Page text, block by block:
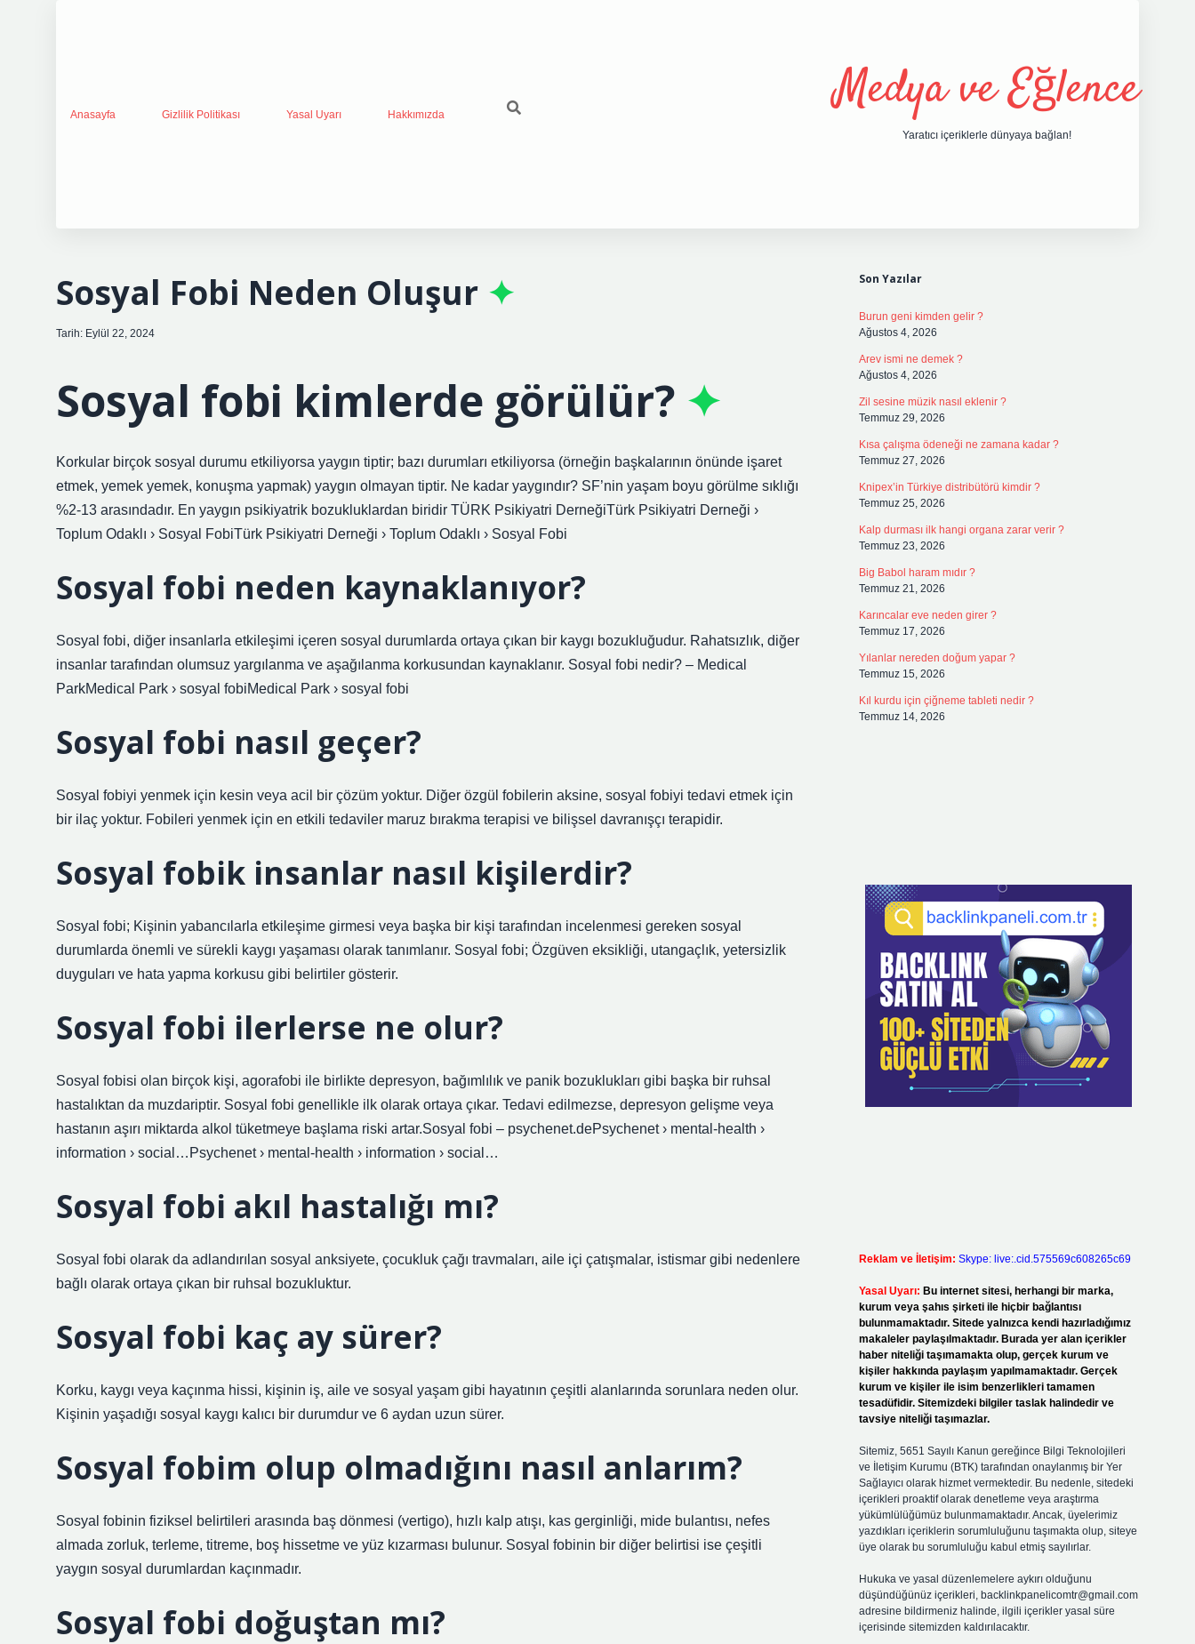
Anasayfa Gizlilik Politikası Yasal Uyarı Hakkımızda Medya ve Eğlence
Yaratıcı içeriklerle dünyaya bağlan!
Sosyal Fobi Neden Oluşur
Tarih: Eylül 22, 2024
Sosyal fobi kimlerde görülür?
Korkular birçok sosyal durumu etkiliyorsa yaygın tiptir; bazı durumları etkiliyorsa (örneğin başkalarının önünde işaret
etmek, yemek yemek, konuşma yapmak) yaygın olmayan tiptir. Ne kadar yaygındır? SF’nin yaşam boyu görülme sıklığı
%2-13 arasındadır. En yaygın psikiyatrik bozukluklardan biridir TÜRK Psikiyatri DerneğiTürk Psikiyatri Derneği ›
Toplum Odaklı › Sosyal FobiTürk Psikiyatri Derneği › Toplum Odaklı › Sosyal Fobi
Sosyal fobi neden kaynaklanıyor?
Sosyal fobi, diğer insanlarla etkileşimi içeren sosyal durumlarda ortaya çıkan bir kaygı bozukluğudur. Rahatsızlık, diğer
insanlar tarafından olumsuz yargılanma ve aşağılanma korkusundan kaynaklanır. Sosyal fobi nedir? – Medical
ParkMedical Park › sosyal fobiMedical Park › sosyal fobi
Sosyal fobi nasıl geçer?
Sosyal fobiyi yenmek için kesin veya acil bir çözüm yoktur. Diğer özgül fobilerin aksine, sosyal fobiyi tedavi etmek için
bir ilaç yoktur. Fobileri yenmek için en etkili tedaviler maruz bırakma terapisi ve bilişsel davranışçı terapidir.
Sosyal fobik insanlar nasıl kişilerdir?
Sosyal fobi; Kişinin yabancılarla etkileşime girmesi veya başka bir kişi tarafından incelenmesi gereken sosyal
durumlarda önemli ve sürekli kaygı yaşaması olarak tanımlanır. Sosyal fobi; Özgüven eksikliği, utangaçlık, yetersizlik
duyguları ve hata yapma korkusu gibi belirtiler gösterir.
Sosyal fobi ilerlerse ne olur?
Sosyal fobisi olan birçok kişi, agorafobi ile birlikte depresyon, bağımlılık ve panik bozuklukları gibi başka bir ruhsal
hastalıktan da muzdariptir. Sosyal fobi genellikle ilk olarak ortaya çıkar. Tedavi edilmezse, depresyon gelişme veya
hastanın aşırı miktarda alkol tüketmeye başlama riski artar.Sosyal fobi – psychenet.dePsychenet › mental-health ›
information › social…Psychenet › mental-health › information › social…
Sosyal fobi akıl hastalığı mı?
Sosyal fobi olarak da adlandırılan sosyal anksiyete, çocukluk çağı travmaları, aile içi çatışmalar, istismar gibi nedenlere
bağlı olarak ortaya çıkan bir ruhsal bozukluktur.
Sosyal fobi kaç ay sürer?
Korku, kaygı veya kaçınma hissi, kişinin iş, aile ve sosyal yaşam gibi hayatının çeşitli alanlarında sorunlara neden olur.
Kişinin yaşadığı sosyal kaygı kalıcı bir durumdur ve 6 aydan uzun sürer.
Sosyal fobim olup olmadığını nasıl anlarım?
Sosyal fobinin fiziksel belirtileri arasında baş dönmesi (vertigo), hızlı kalp atışı, kas gerginliği, mide bulantısı, nefes
almada zorluk, terleme, titreme, boş hissetme ve yüz kızarması bulunur. Sosyal fobinin bir diğer belirtisi ise çeşitli
yaygın sosyal durumlardan kaçınmadır.
Sosyal fobi doğuştan mı?
Son Yazılar
Burun geni kimden gelir ?
Ağustos 4, 2026
Arev ismi ne demek ?
Ağustos 4, 2026
Zil sesine müzik nasıl eklenir ?
Temmuz 29, 2026
Kısa çalışma ödeneği ne zamana kadar ?
Temmuz 27, 2026
Knipex’in Türkiye distribütörü kimdir ?
Temmuz 25, 2026
Kalp durması ilk hangi organa zarar verir ?
Temmuz 23, 2026
Big Babol haram mıdır ?
Temmuz 21, 2026
Karıncalar eve neden girer ?
Temmuz 17, 2026
Yılanlar nereden doğum yapar ?
Temmuz 15, 2026
Kıl kurdu için çiğneme tableti nedir ?
Temmuz 14, 2026
Reklam ve İletişim: Skype: live:.cid.575569c608265c69
Yasal Uyarı: Bu internet sitesi, herhangi bir marka,
kurum veya şahıs şirketi ile hiçbir bağlantısı
bulunmamaktadır. Sitede yalnızca kendi hazırladığımız
makaleler paylaşılmaktadır. Burada yer alan içerikler
haber niteliği taşımamakta olup, gerçek kurum ve
kişiler hakkında paylaşım yapılmamaktadır. Gerçek
kurum ve kişiler ile isim benzerlikleri tamamen
tesadüfidir. Sitemizdeki bilgiler taslak halindedir ve
tavsiye niteliği taşımazlar.
Sitemiz, 5651 Sayılı Kanun gereğince Bilgi Teknolojileri
ve İletişim Kurumu (BTK) tarafından onaylanmış bir Yer
Sağlayıcı olarak hizmet vermektedir. Bu nedenle, sitedeki
içerikleri proaktif olarak denetleme veya araştırma
yükümlülüğümüz bulunmamaktadır. Ancak, üyelerimiz
yazdıkları içeriklerin sorumluluğunu taşımakta olup, siteye
üye olarak bu sorumluluğu kabul etmiş sayılırlar.
Hukuka ve yasal düzenlemelere aykırı olduğunu
düşündüğünüz içerikleri, backlinkpanelicomtr@gmail.com
adresine bildirmeniz halinde, ilgili içerikler yasal süre
içerisinde sitemizden kaldırılacaktır.